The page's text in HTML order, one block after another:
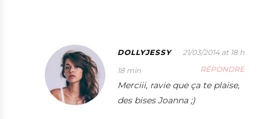
DOLLYJESSY
21/03/2014 at 18 h
18 min
RÉPONDRE
Merciii, ravie que ça te plaise,
des bises Joanna ;)